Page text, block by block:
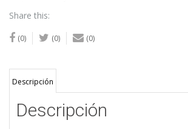
Share this:
(0) (0) (0)
Descripción
Descripción